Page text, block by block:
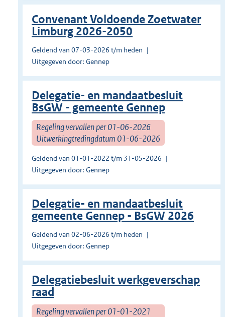
Convenant Voldoende Zoetwater
Limburg 2026-2050
Geldend van 07-03-2026 t/m heden
Uitgegeven door: Gennep
Delegatie- en mandaatbesluit
BsGW - gemeente Gennep
Regeling vervallen per 01-06-2026
Uitwerkingtredingdatum 01-06-2026
Geldend van 01-01-2022 t/m 31-05-2026
Uitgegeven door: Gennep
Delegatie- en mandaatbesluit
gemeente Gennep - BsGW 2026
Geldend van 02-06-2026 t/m heden
Uitgegeven door: Gennep
Delegatiebesluit werkgeverschap
raad
Regeling vervallen per 01-01-2021